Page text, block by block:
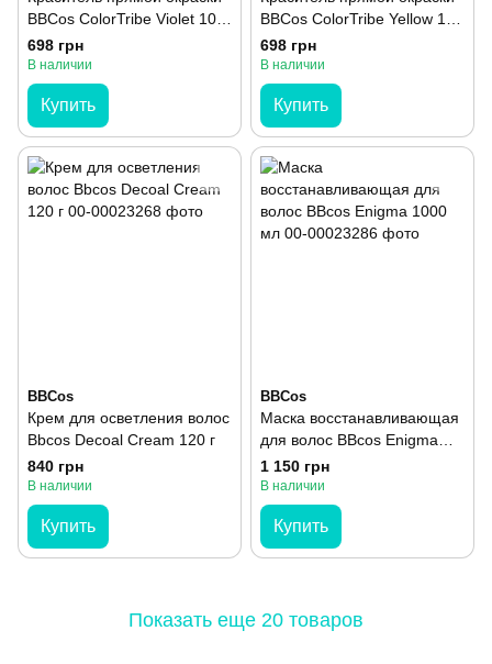
BBCos ColorTribe Violet 100
мл
698 грн
В наличии
Купить
BBCos ColorTribe Yellow 100
мл
698 грн
В наличии
Купить
BBCos
Крем для осветления волос
Bbcos Decoal Cream 120 г
840 грн
В наличии
Купить
BBCos
Маска восстанавливающая
для волос BBcos Enigma
1000 мл
1 150 грн
В наличии
Купить
Показать еще 20 товаров